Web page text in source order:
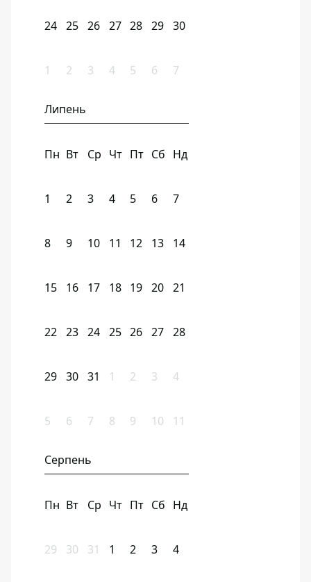
24 25 26 27 28 29 30
1 2 3 4 5 6 7
Липень
Пн Вт Ср Чт Пт Сб Нд
1 2 3 4 5 6 7
8 9 10 11 12 13 14
15 16 17 18 19 20 21
22 23 24 25 26 27 28
29 30 31 1 2 3 4
5 6 7 8 9 10 11
Серпень
Пн Вт Ср Чт Пт Сб Нд
29 30 31 1 2 3 4